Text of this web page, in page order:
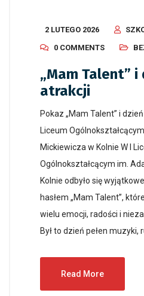
2 LUTEGO 2026
0 COMMENTS
„Mam Talent” i
atrakcji
Pokaz „Mam Talent” i dzień
Liceum
Mickiewicza w Kolnie W I
Ogólnokształcącym im.
Kolnie odbyło się
hasłem „Mam Talent”,
wielu emocji, radości i
Był to dzień pełen muzyki,
Read More